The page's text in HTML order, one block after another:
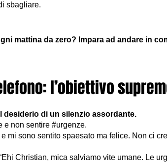
sbagliare.
mattina da zero? Impara ad andare in
l’obiettivo
desiderio di un silenzio assordante.
e non sentire #urgenze.
mi sono sentito spaesato ma felice. Non ci
Christian, mica salviamo vite umane. Le